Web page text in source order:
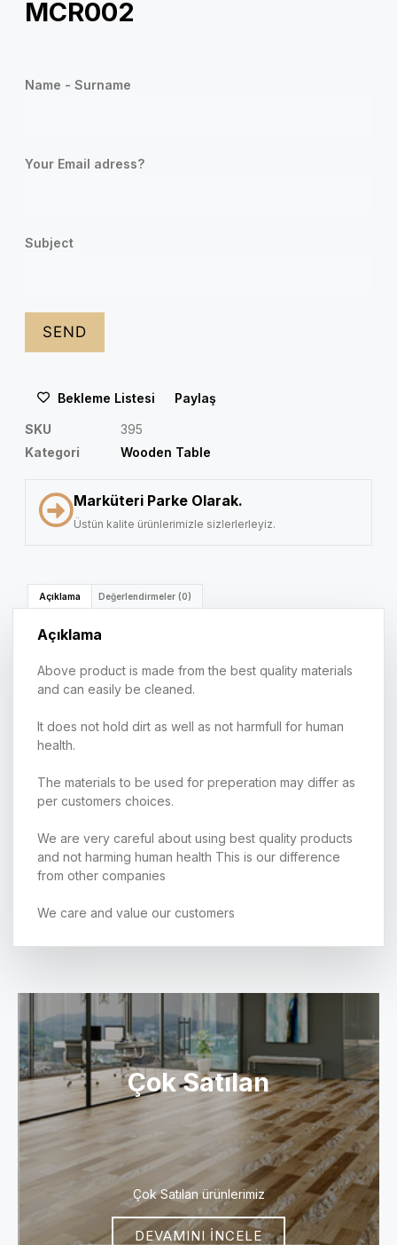
MCR002
Name - Surname
Your Email adress?
Subject
Bekleme Listesi Paylaş
SKU
395
Kategori
Wooden Table
Marküteri Parke Olarak.
Üstün kalite ürünlerimizle sizlerlerleyiz.
Açıklama Değerlendirmeler (0)
Açıklama
Above product is made from the best quality materials
and can easily be cleaned.
It does not hold dirt as well as not harmfull for human
health.
The materials to be used for preperation may differ as
per customers choices.
We are very careful about using best quality products
and not harming human health This is our difference
from other companies
We care and value our customers
Çok Satılan
Çok Satılan ürünlerimiz
DEVAMINI İNCELE